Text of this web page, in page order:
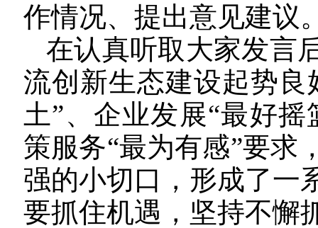
作情况、提出意见建议
在认真听取大家发言
流创新生态建设起势良
土”、企业发展“最好
策服务“最为有感”要求
强的小切口，形成了一
要抓住机遇，坚持不懈